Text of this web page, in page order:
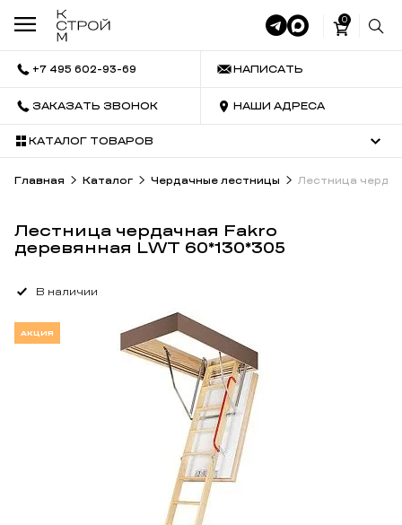
0
+7 495 602-93-69 НАПИСАТЬ
ЗАКАЗАТЬ ЗВОНОК НАШИ АДРЕСА
КАТАЛОГ ТОВАРОВ
Главная Каталог Чердачные лестницы Лестница
Лестница чердачная Fakro
деревянная LWT 60*130*305
В наличии
АКЦИЯ